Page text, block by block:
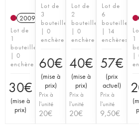
2009
Lot de
1
bouteille
| 0
enchère
30€
(mise à
prix)
Lot de
3
bouteilles
| 0
enchère
60€
(mise à
prix)
Prix à
l'unité
20€
Lot de
2
bouteilles
| 0
enchère
40€
(mise à
prix)
Prix à
l'unité
20€
Lot de
6
bouteilles
| 14
enchères
57€
(prix
actuel)
Prix à
l'unité
9,50€
1
|
(